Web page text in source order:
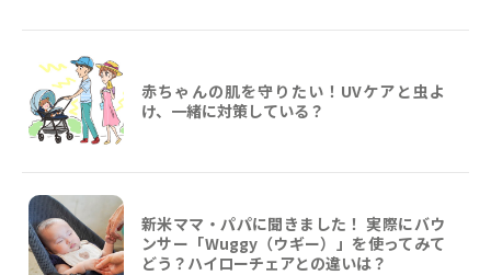
赤ちゃんの肌を守りたい！UVケアと虫よ
け、一緒に対策している？
新米ママ・パパに聞きました！ 実際にバウ
ンサー「Wuggy（ウギー）」を使ってみて
どう？ハイローチェアとの違いは？